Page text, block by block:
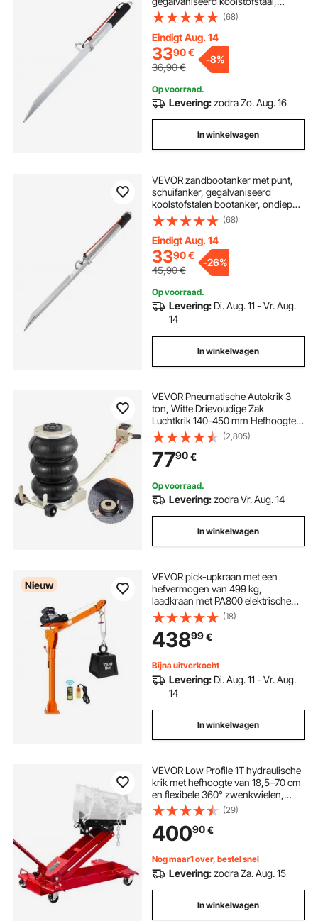
oeveranker, zelfdoordringende
strandanker voor kleine boten,
jetski's, pontons, kajaks, enz.
(68)
Eindigt Aug. 14
3390€
36,90€
-8%
Op voorraad.
Levering:zodra Zo. Aug. 16
In winkelwagen
VEVOR zandbootanker met punt,
schuifanker, gegalvaniseerd
koolstofstalen bootanker, ondiep
water strandanker, voor het
vastzetten van jetski's, PWC's en
pontonkajaks op stranden en
zandbanken
(68)
Eindigt Aug. 14
3390€
45,90€
-26%
Op voorraad.
Levering: Di. Aug. 11 - Vr. Aug.
14
In winkelwagen
VEVOR Pneumatische Autokrik 3
ton, Witte Drievoudige Zak
Luchtkrik 140-450 mm Hefhoogte
Luchtkussen Autokrik met Lange
Handgreep, 5 Minuten Hefhoogte
Luchtkrik Autokrik voor SUV,
Vrachtwagen, Auto etc.
(2,805)
7790€
Op voorraad.
Levering:zodra Vr. Aug. 14
In winkelwagen
Nieuw
VEVOR pick-upkraan met een
hefvermogen van 499 kg,
laadkraan met PA800 elektrische
lier, hijskraan met verstelbare
telescopische giek, 360° zwenkring
en afstandsbediening,
hijsapparatuur voor de bouw en
bosbouw.
(18)
43899€
Bijna uitverkocht
Levering: Di. Aug. 11 - Vr. Aug.
14
In winkelwagen
VEVOR Low Profile 1T hydraulische
krik met hefhoogte van 18,5–70 cm
en flexibele 360° zwenkwielen,
zwaar uitgevoerd hefplatform voor
garage/werkplaats, rood
(29)
40090€
Nog maar1 over, bestel snel
Levering:zodra Za. Aug. 15
In winkelwagen